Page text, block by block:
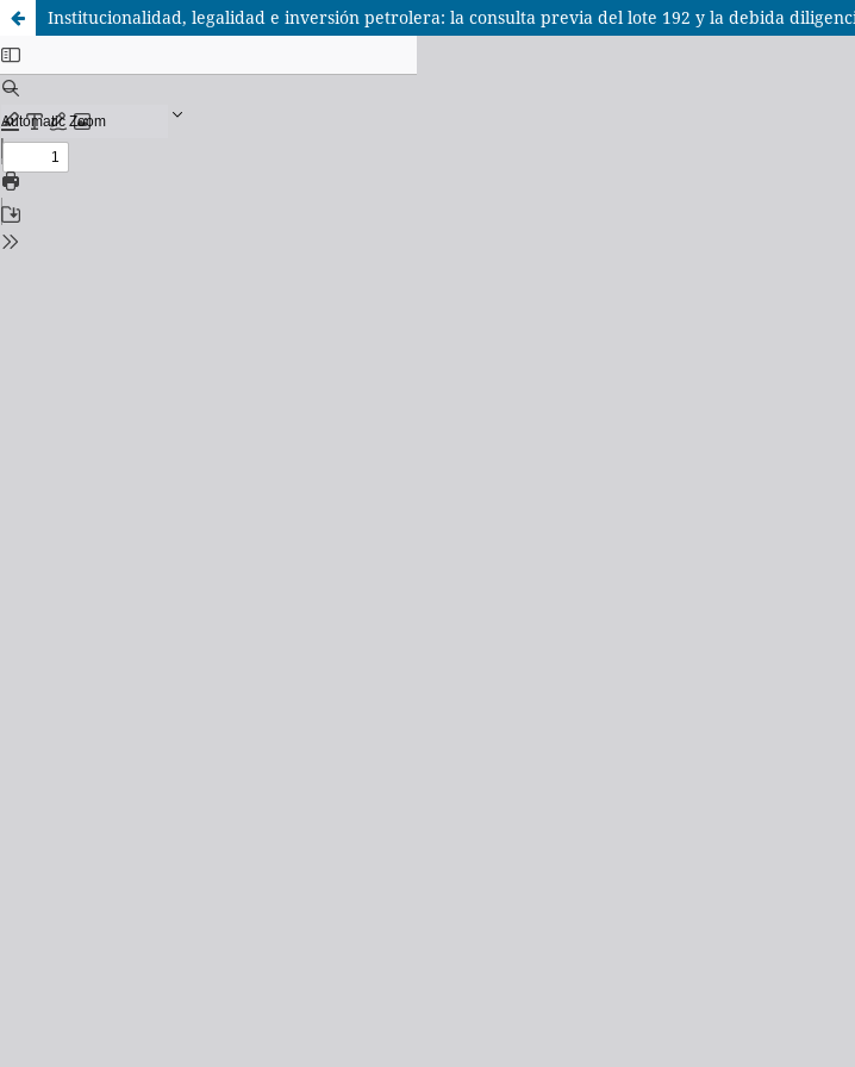
Institucionalidad, legalidad e inversión petrolera: la consulta previa del lote 192 y la debida